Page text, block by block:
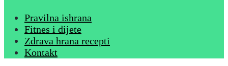
Pravilna ishrana
Fitnes i dijete
Zdrava hrana recepti
Kontakt